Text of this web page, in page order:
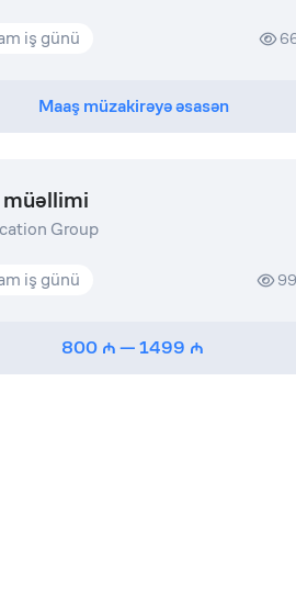
iş günü
Maaş müzakirəyə əsasən
Group
iş günü
800 —1499